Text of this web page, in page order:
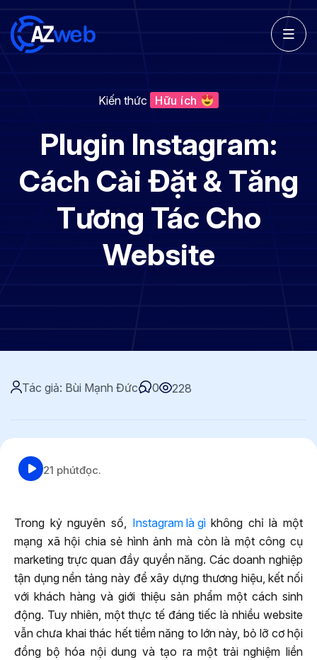
Kiến thức Hữu ích
Plugin Instagram:
Cách Cài Đặt & Tăng
Tương Tác Cho
Website
Tác giả: Bùi Mạnh Đức 0 228
21 phútđọc.
Trong kỷ nguyên số, Instagram là gìkhông chỉ là một
mạng xã hội chia sẻ hình ảnh mà còn là một công cụ
marketing trực quan đầy quyền năng. Các doanh nghiệp
tận dụng nền tảng này để xây dựng thương hiệu, kết nối
với khách hàng và giới thiệu sản phẩm một cách sinh
động. Tuy nhiên, một thực tế đáng tiếc là nhiều website
vẫn chưa khai thác hết tiềm năng to lớn này, bỏ lỡ cơ hội
đồng bộ hóa nội dung và tạo ra một trải nghiệm liền